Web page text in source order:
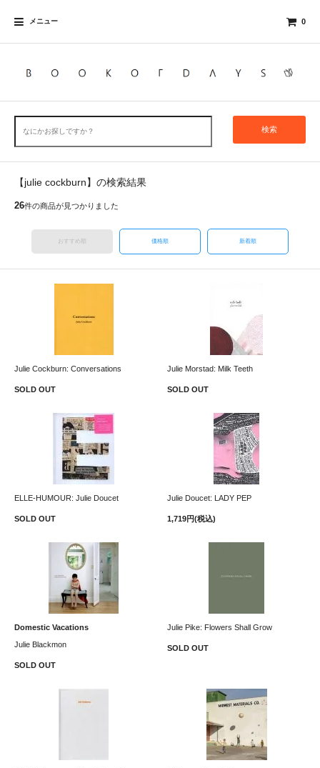
メニュー 0
検索
【julie cockburn】の検索結果
26件の商品が見つかりました
おすすめ順 価格順 新着順
Julie Cockburn: Conversations
SOLD OUT
Julie Morstad: Milk Teeth
SOLD OUT
ELLE-HUMOUR: Julie Doucet
SOLD OUT
Julie Doucet: LADY PEP
1,719円(税込)
Domestic Vacations
Julie Blackmon
SOLD OUT
Julie Pike: Flowers Shall Grow
SOLD OUT